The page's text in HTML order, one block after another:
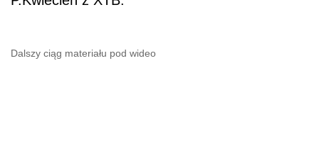
Dalszy ciąg materiału pod wideo